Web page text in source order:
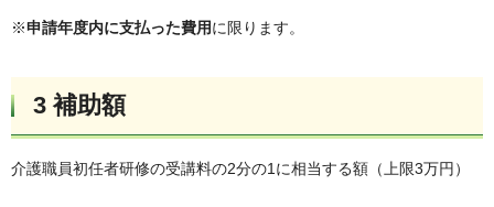
※申請年度内に支払った費用に限ります。
3 補助額
介護職員初任者研修の受講料の2分の1に相当する額（上限3万円）